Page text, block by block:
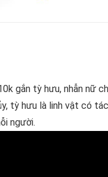
gắn tỳ hưu, nhẫn nữ
tỳ hưu là linh vật có
người.